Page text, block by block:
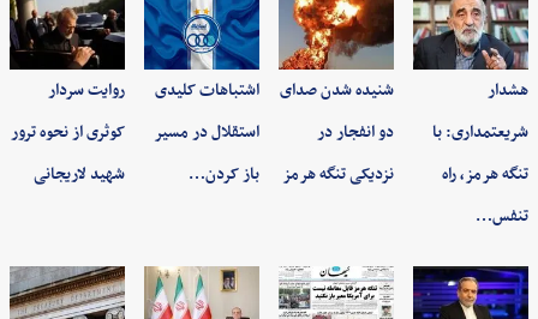
هشدار
شریعتمداری: با
تنگه هرمز، راه
تنفس…
شنیده شدن صدای
دو انفجار در
نزدیکی تنگه هرمز
اشتباهات کلیدی
استقلال در مسیر
باز کردن…
روایت سردار
کوثری از نحوه ترور
شهید لاریجانی